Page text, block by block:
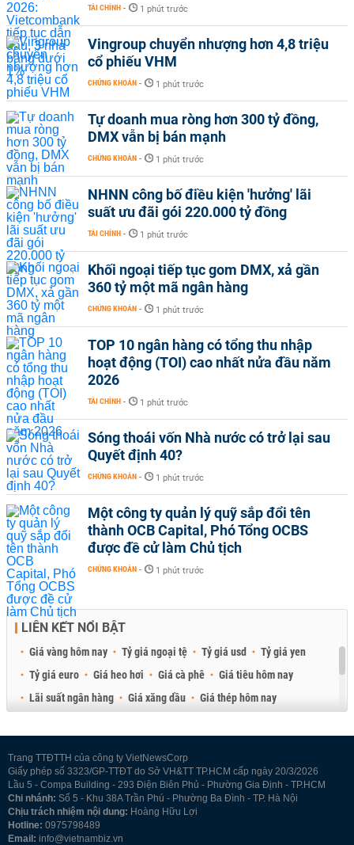
TÀI CHÍNH - 1 phút trước
Vingroup chuyển nhượng hơn 4,8 triệu
cổ phiếu VHM
CHỨNG KHOÁN - 1 phút trước
Tự doanh mua ròng hơn 300 tỷ đồng,
DMX vẫn bị bán mạnh
CHỨNG KHOÁN - 1 phút trước
NHNN công bố điều kiện 'hưởng' lãi
suất ưu đãi gói 220.000 tỷ đồng
TÀI CHÍNH - 1 phút trước
Khối ngoại tiếp tục gom DMX, xả gần
360 tỷ một mã ngân hàng
CHỨNG KHOÁN - 1 phút trước
TOP 10 ngân hàng có tổng thu nhập
hoạt động (TOI) cao nhất nửa đầu năm
2026
TÀI CHÍNH - 1 phút trước
Sóng thoái vốn Nhà nước có trở lại sau
Quyết định 40?
CHỨNG KHOÁN - 1 phút trước
Một công ty quản lý quỹ sắp đổi tên
thành OCB Capital, Phó Tổng OCBS
được đề cử làm Chủ tịch
CHỨNG KHOÁN - 1 phút trước
LIÊN KẾT NỔI BẬT
Giá vàng hôm nay Tỷ giá ngoại tệ Tỷ giá usd
Tỷ giá yen
Tỷ giá euro
Giá heo hơi Giá cà phê
Giá tiêu hôm nay
Lãi suất ngân hàng
Giá xăng dầu
Giá thép hôm nay
Trang TTĐTTH của công ty VietNewsCorp
Giấy phép số 3323/GP-TTĐT do Sở VH&TT TP.HCM cấp ngày 20/3/2026
Lầu 5 - Compa Building - 293 Điện Biên Phủ - Phường Gia Định - TP.HCM
Chi nhánh: Số 5 - Khu 38A Trần Phú - Phường Ba Đình - TP. Hà Nội
Chịu trách nhiệm nội dung: Hoàng Hữu Lợi
Hotline: 0975798489
Email: info@vietnambiz.vn